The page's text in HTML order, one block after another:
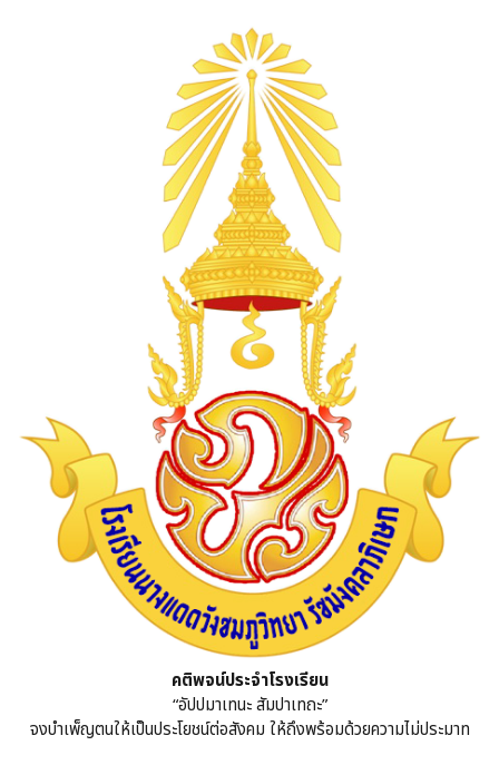
คติพจน์ประจำโรงเรียน
“อัปปมาเทนะ สัมปาเทถะ”
จงบำเพ็ญตนให้เป็นประโยชน์ต่อสังคม ให้ถึงพร้อมด้วยความไม่ประมาท